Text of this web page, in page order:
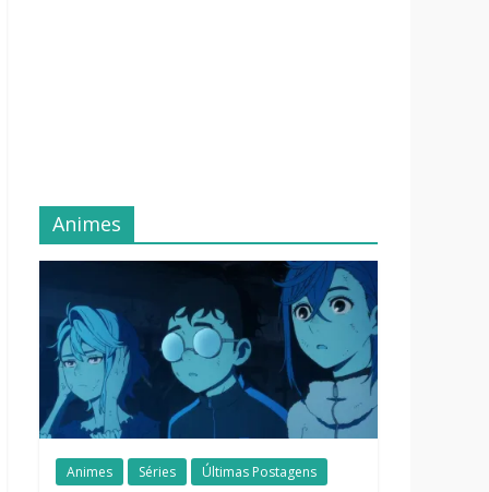
Animes
Animes Séries Últimas Postagens